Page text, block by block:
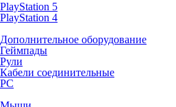
PlayStation 5
PlayStation 4
Дополнительное оборудование
Геймпады
Рули
Кабели соединительные
PC